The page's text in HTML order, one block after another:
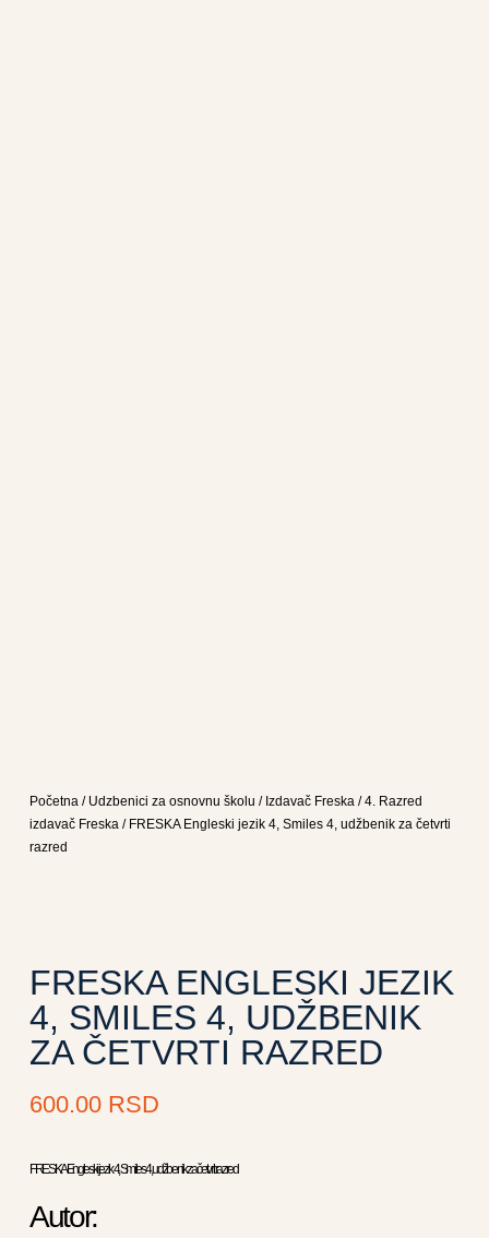
Početna/ Udzbenici za osnovnu školu / Izdavač Freska/4. Razred
izdavač Freska/ FRESKA Engleski jezik 4, Smiles 4, udžbenik za četvrti
razred
FRESKA ENGLESKI JEZIK
4, SMILES 4, UDŽBENIK
ZA ČETVRTI RAZRED
600.00 RSD
FRESKA Engleski jezik 4, Smiles 4, udžbenik za četvrti razred
Autor: